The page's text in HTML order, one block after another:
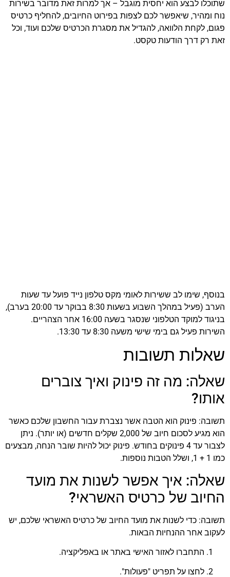
שתוכלו לבצע הוא יחסית מוגבל – אך למרות זאת מדובר בשירות
נוח ומהיר, שיאפשר לכם לצפות בפירוט החיובים, להחליף כרטיס
פגום, לקחת הלוואה, להגדיל את מסגרת הכרטיס שלכם ועוד, וכל
זאת רק דרך הודעות טקסט.
בנוסף, שימו לב ששירות לאומי מקס טלפון נייד פועל עד שעות
הערב (פעיל במהלך השבוע בשעות 8:30 בבוקר עד 20:00 בערב),
בניגוד למוקד הטלפוני שנסגר בשעה 16:00 אחר הצהריים.
השירות פעיל גם בימי שישי משעה 8:30 עד 13:30.
שאלות תשובות
שאלה: מה זה פינוק ואיך צוברים
אותו?
תשובה: פינוק הוא הטבה אשר נצברת עבור החשבון שלכם כאשר
הוא מגיע לסכום חיוב של 2,000 שקלים חדשים (או יותר). ניתן
לצבור עד 4 פינוקים בחודש. פינוק יכול להיות שובר הנחה, מבצעים
כמו 1 + 1, ושלל הטבות נוספות.
שאלה: איך אפשר לשנות את מועד
החיוב של כרטיס האשראי?
תשובה: כדי לשנות את מועד החיוב של כרטיס האשראי שלכם, יש
לעקוב אחר ההנחיות הבאות.
התחברו לאזור האישי באתר או באפליקציה.
לחצו על תפריט "פעולות".